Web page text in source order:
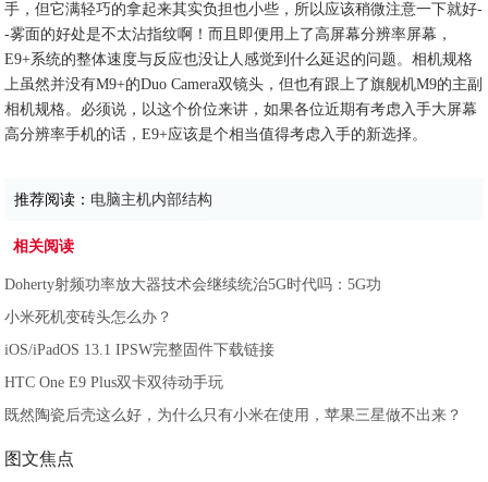
手，但它满轻巧的拿起来其实负担也小些，所以应该稍微注意一下就好-
-雾面的好处是不太沾指纹啊！而且即便用上了高屏幕分辨率屏幕，
E9+系统的整体速度与反应也没让人感觉到什么延迟的问题。相机规格
上虽然并没有M9+的Duo Camera双镜头，但也有跟上了旗舰机M9的主副
相机规格。必须说，以这个价位来讲，如果各位近期有考虑入手大屏幕
高分辨率手机的话，E9+应该是个相当值得考虑入手的新选择。
推荐阅读： 电脑主机内部结构
相关阅读
Doherty射频功率放大器技术会继续统治5G时代吗：5G功
小米死机变砖头怎么办？
iOS/iPadOS 13.1 IPSW完整固件下载链接
HTC One E9 Plus双卡双待动手玩
既然陶瓷后壳这么好，为什么只有小米在使用，苹果三星做不出来？
图文焦点